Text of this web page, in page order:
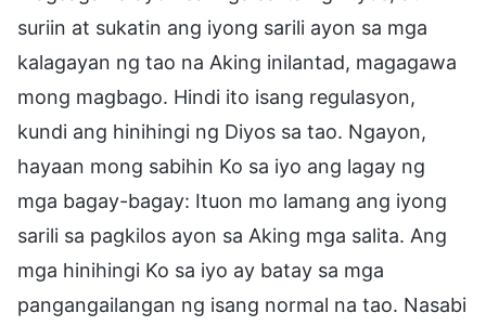
suriin at sukatin ang iyong sarili ayon sa mga
kalagayan ng tao na Aking inilantad, magagawa
mong magbago. Hindi ito isang regulasyon,
kundi ang hinihingi ng Diyos sa tao. Ngayon,
hayaan mong sabihin Ko sa iyo ang lagay ng
mga bagay-bagay: Ituon mo lamang ang iyong
sarili sa pagkilos ayon sa Aking mga salita. Ang
mga hinihingi Ko sa iyo ay batay sa mga
pangangailangan ng isang normal na tao. Nasabi